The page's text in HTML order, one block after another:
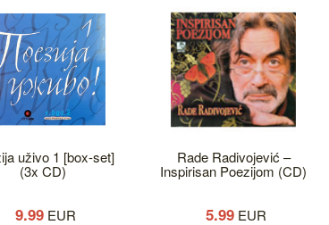
uživo 1 [box-set]
(3x CD)
9.99EUR
Rade Radivojević ‎–
Inspirisan Poezijom (CD)
5.99EUR